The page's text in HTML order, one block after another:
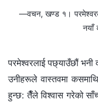
—वचन, खण्ड १।
नयाँ
परमेश्‍वरलाई पछ्याउँछौं
उनीहरूले वास्तवमा कसमाथि
हुन्छ: तैँले विश्‍वास गरेको